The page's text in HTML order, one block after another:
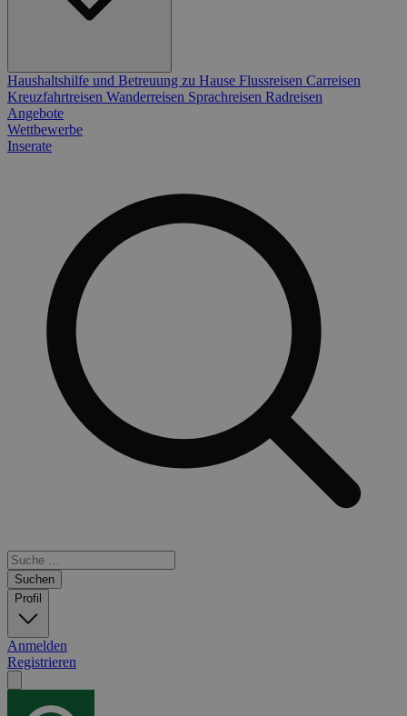
Haushaltshilfe und Betreuung zu Hause Flussreisen Carreisen
Kreuzfahrtreisen Wanderreisen Sprachreisen Radreisen
Angebote
Wettbewerbe
Inserate
Suchen
Profil
Anmelden
Registrieren